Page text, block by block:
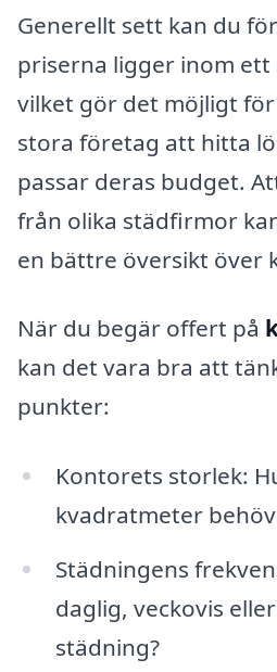
Generellt sett kan du
priserna ligger inom
vilket gör det möjligt
stora företag att hitta
passar deras budget.
från olika städfirmor
en bättre översikt över
När du begär offert på
kan det vara bra att
punkter:
Kontorets storlek:
kvadratmeter
Städningens
daglig, veckovis
städning?